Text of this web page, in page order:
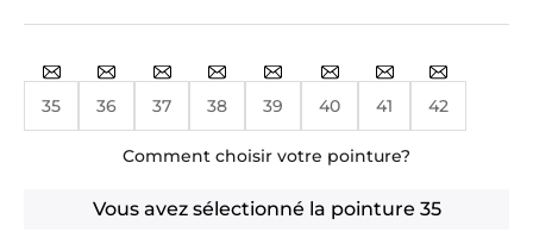
35 36 37 38 39 40 41 42
Comment choisir votre pointure?
Vous avez sélectionné la pointure 35